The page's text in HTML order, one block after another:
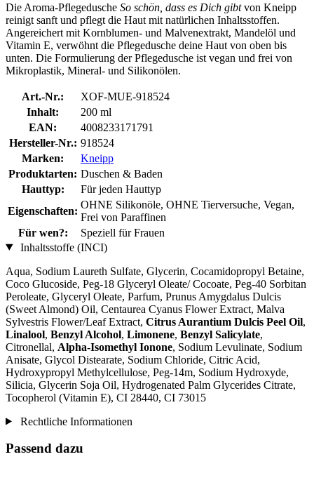
Die Aroma-Pflegedusche So schön, dass es Dich gibtvon Kneipp
reinigt sanft und pflegt die Haut mit natürlichen Inhaltsstoffen.
Angereichert mit Kornblumen- und Malvenextrakt, Mandelöl und
Vitamin E, verwöhnt die Pflegedusche deine Haut von oben bis
unten. Die Formulierung der Pflegedusche ist vegan und frei von
Mikroplastik, Mineral- und Silikonölen.
Art.-Nr.:
XOF-MUE-918524
Inhalt:
200 ml
EAN:
4008233171791
Hersteller-Nr.: 918524
Marken:
Kneipp
Produktarten: Duschen & Baden
Hauttyp:
Für jeden Hauttyp
Eigenschaften:
OHNE Silikonöle, OHNE Tierversuche, Vegan,
Frei von Paraffinen
Für wen?:
Speziell für Frauen
Inhaltsstoffe (INCI)
Aqua, Sodium Laureth Sulfate, Glycerin, Cocamidopropyl Betaine,
Coco Glucoside, Peg-18 Glyceryl Oleate/ Cocoate, Peg-40 Sorbitan
Peroleate, Glyceryl Oleate, Parfum, Prunus Amygdalus Dulcis
(Sweet Almond) Oil, Centaurea Cyanus Flower Extract, Malva
Sylvestris Flower/Leaf Extract, Citrus Aurantium Dulcis Peel Oil,
Linalool, Benzyl Alcohol, Limonene, Benzyl Salicylate,
Citronellal, Alpha-Isomethyl Ionone, Sodium Levulinate, Sodium
Anisate, Glycol Distearate, Sodium Chloride, Citric Acid,
Hydroxypropyl Methylcellulose, Peg-14m, Sodium Hydroxyde,
Silicia, Glycerin Soja Oil, Hydrogenated Palm Glycerides Citrate,
Tocopherol (Vitamin E), CI 28440, CI 73015
Rechtliche Informationen
Passend dazu